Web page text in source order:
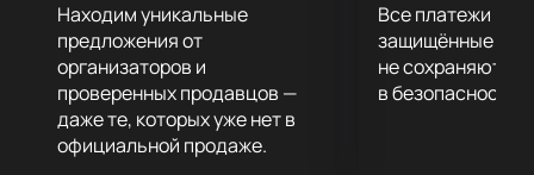
Находим уникальные
предложения от
организаторов и
проверенных продавцов —
даже те, которых уже нет в
официальной продаже.
Все платежи
защищённые
не сохраняются
в безопасности.